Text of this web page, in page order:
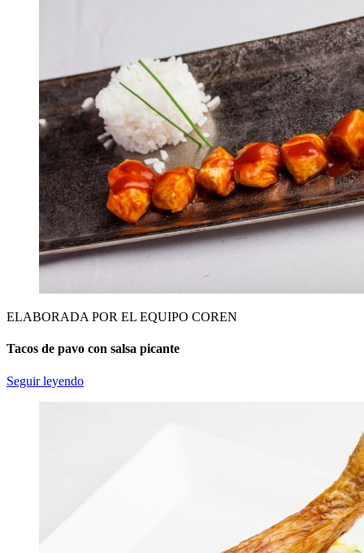
ELABORADA POR EL EQUIPO COREN
Tacos de pavo con salsa picante
Seguir leyendo